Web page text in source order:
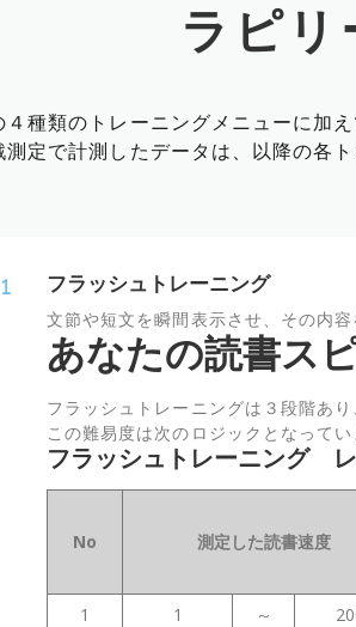
ラピリ
４種類のトレーニングメニューに加
測定で計測したデータは、以降の各
フラッシュトレーニング
文節や短文を瞬間表示させ、その内
あなたの読書ス
フラッシュトレーニングは３段階あ
この難易度は次のロジックとなって
フラッシュトレーニング
No 測定した読書速度
1
1 ～